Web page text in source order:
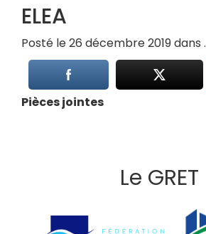
ELEA
Posté le 26 décembre 2019 dans .
Pièces jointes
Le GRET